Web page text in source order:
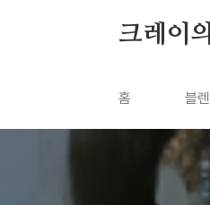
크레이
홈 블